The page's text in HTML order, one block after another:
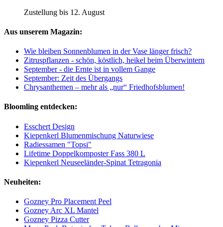
Zustellung bis 12. August
Aus unserem Magazin:
Wie bleiben Sonnenblumen in der Vase länger frisch?
Zitruspflanzen - schön, köstlich, heikel beim Überwintern
September - die Ernte ist in vollem Gange
September: Zeit des Übergangs
Chrysanthemen – mehr als „nur“ Friedhofsblumen!
Bloomling entdecken:
Esschert Design
Kiepenkerl Blumenmischung Naturwiese
Radiessamen "Topsi"
Lifetime Doppelkomposter Fass 380 L
Kiepenkerl Neuseeländer-Spinat Tetragonia
Neuheiten:
Gozney Pro Placement Peel
Gozney Arc XL Mantel
Gozney Pizza Cutter